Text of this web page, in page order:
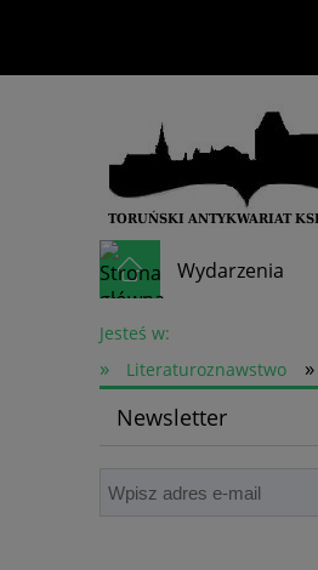
Wydarzenia
Skup książek
Jesteś w:
» Literaturoznawstwo »
Newsletter